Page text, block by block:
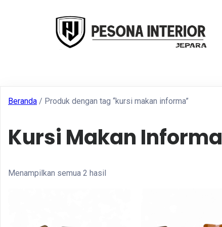
Beranda / Produk dengan tag “kursi makan informa”
Kursi Makan Informa
Menampilkan semua 2 hasil